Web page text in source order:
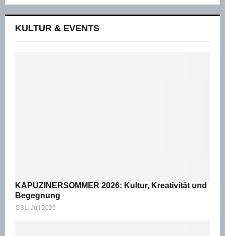
KULTUR & EVENTS
KAPUZINERSOMMER 2026: Kultur, Kreativität und
Begegnung
31. Juli 2026